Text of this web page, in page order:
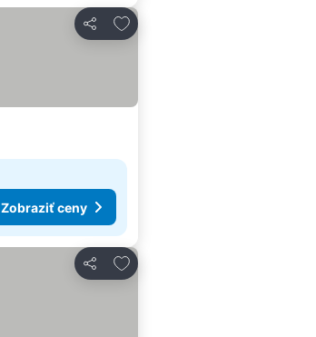
Zdieľať
Pridať do obľúbených
Zobraziť ceny
Zdieľať
Pridať do obľúbených